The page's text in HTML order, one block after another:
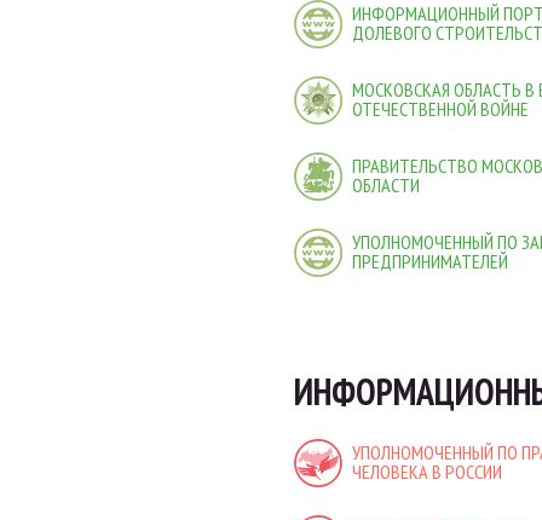
ИНФОРМАЦИОННЫЙ
ДОЛЕВОГО
МОСКОВСКАЯ ОБЛАСТЬ В
ОТЕЧЕСТВЕННОЙ ВОЙНЕ
ПРАВИТЕЛЬСТВО
ОБЛАСТИ
УПОЛНОМОЧЕННЫЙ ПО
ПРЕДПРИНИМАТЕЛЕЙ
УПОЛНОМОЧЕННЫЙ ПО
ЧЕЛОВЕКА В РОССИИ